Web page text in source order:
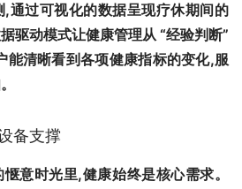
通过可视化的数据呈现疗休期间的
驱动模式让健康管理从 “经验判断”
能清晰看到各项健康指标的变化,服
备支撑
意时光里,健康始终是核心需求。